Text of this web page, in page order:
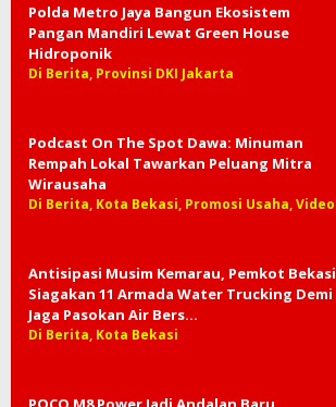
Polda Metro Jaya Bangun Ekosistem
Pangan Mandiri Lewat Green House
Hidroponik
Di Berita, Provinsi DKI Jakarta
Podcast On The Spot Dawa: Minuman
Rempah Lokal Tawarkan Peluang Mitra
Wirausaha
Di Berita, Kota Bekasi, Promosi Usaha, Video
Antisipasi Musim Kemarau, Pemkot Bekasi
Siagakan 11 Armada Water Trucking Demi
Jaga Pasokan Air Bers…
Di Berita, Kota Bekasi